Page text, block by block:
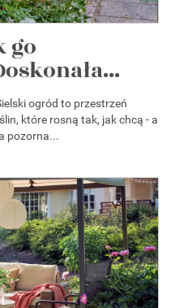
go
ogród to przestrzeń
które rosną tak, jak chcą - a
pozorna...